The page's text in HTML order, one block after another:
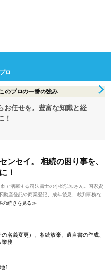
ロ
このプロの一番の強み
お任せを。豊富な知識と経
！
ンセイ。 相続の困り事を、
！
で活躍する司法書士の小松弘知さん。国家資
動産登記や商業登記、成年後見、裁判事務な
の続きを見る≫
名義変更）、相続放棄、遺言書の作成、
業務
1